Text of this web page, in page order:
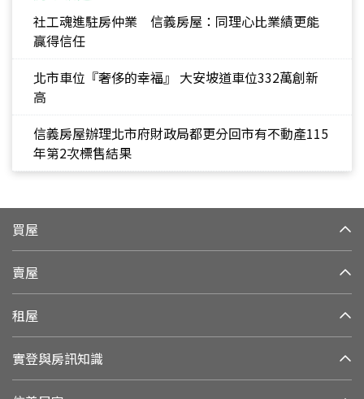
社工魂進駐房仲業 信義房屋：同理心比業績更能
贏得信任
北市車位『奢侈的幸福』 大安坡道車位332萬創新
高
信義房屋辦理北市府財政局都更分回市有不動產115
年第2次標售結果
買屋
賣屋
租屋
實登與房訊知識